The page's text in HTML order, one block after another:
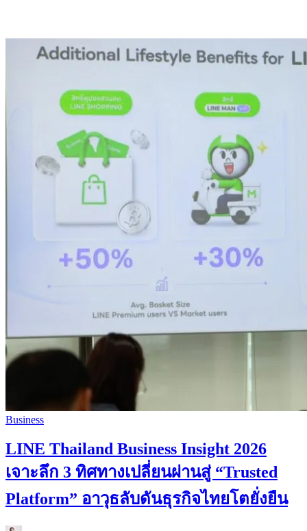
Business
LINE Thailand Business Insight 2026
เจาะลึก 3 ทิศทางเปลี่ยนผ่านสู่ “Trusted
Platform” อาวุธลับดันธุรกิจไทยโตยั่งยืน